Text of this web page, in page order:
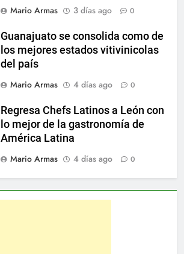
Mario Armas
3 días ago 0
Guanajuato se consolida como de
los mejores estados vitivinicolas
del país
Mario Armas
4 días ago 0
Regresa Chefs Latinos a León con
lo mejor de la gastronomía de
América Latina
Mario Armas
4 días ago 0